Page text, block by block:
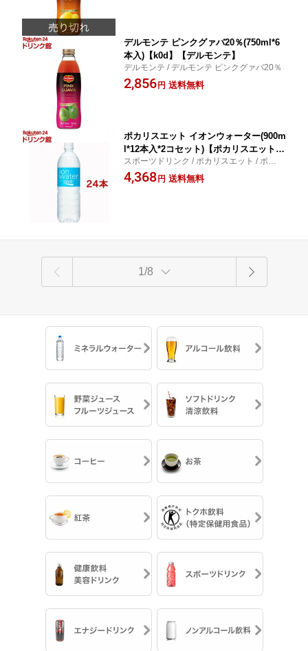
デルモンテ ピンクグァバ20％(750ml*6
本入)【k0d】【デルモンテ】
デルモンテ / デルモンテ ピンクグァバ20％
2,856 円 送料無料
ポカリスエット イオンウォーター(900m
l*12本入*2コセット)【ポカリスエット】
[スポーツドリンク]
スポーツドリンク / ポカリスエット / ポカリ
スエット イオンウォーター
4,368 円 送料無料
1/8